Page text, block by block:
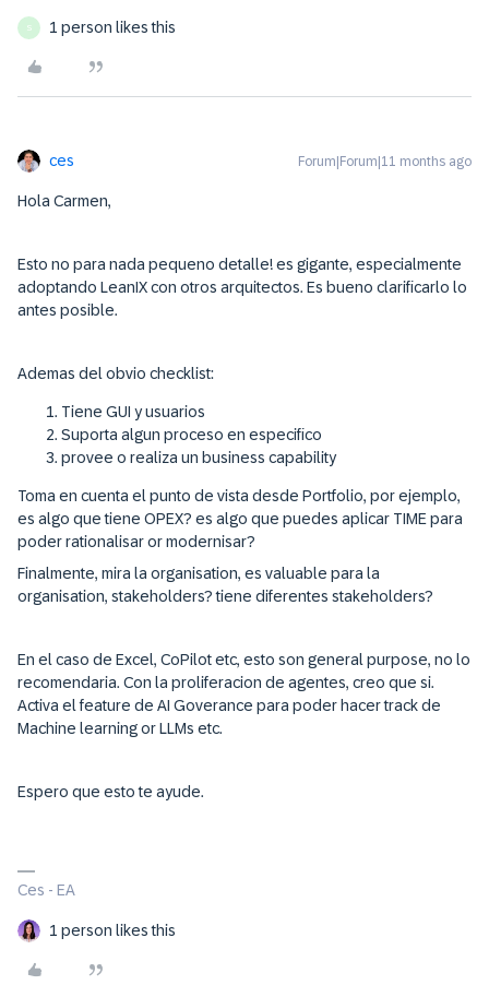
S 1 person likes this
ces Forum|Forum|11 months ago
Hola Carmen,
Esto no para nada pequeno detalle! es gigante, especialmente
adoptando LeanIX con otros arquitectos. Es bueno clarificarlo lo
antes posible.
Ademas del obvio checklist:
Tiene GUI y usuarios
Suporta algun proceso en especifico
provee o realiza un business capability
Toma en cuenta el punto de vista desde Portfolio, por ejemplo,
es algo que tiene OPEX? es algo que puedes aplicar TIME para
poder rationalisar or modernisar?
Finalmente, mira la organisation, es valuable para la
organisation, stakeholders? tiene diferentes stakeholders?
En el caso de Excel, CoPilot etc, esto son general purpose, no lo
recomendaria. Con la proliferacion de agentes, creo que si.
Activa el feature de AI Goverance para poder hacer track de
Machine learning or LLMs etc.
Espero que esto te ayude.
Ces - EA
1 person likes this